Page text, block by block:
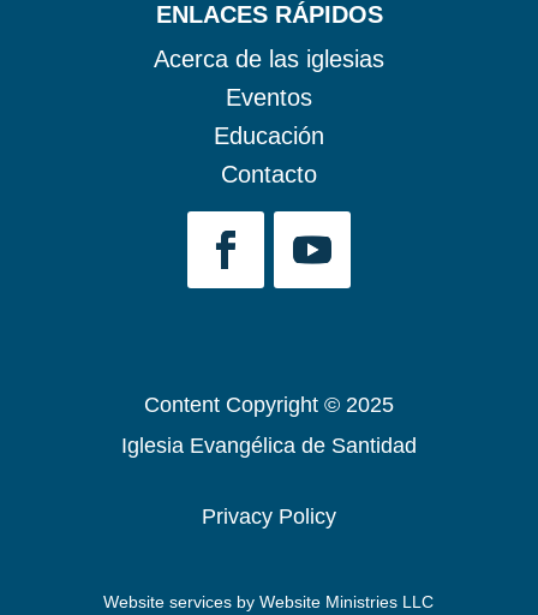
ENLACES RÁPIDOS
Acerca de las iglesias
Eventos
Educación
Contacto
Content Copyright © 2025
Iglesia Evangélica de Santidad
Privacy Policy
Website services byWebsite Ministries LLC